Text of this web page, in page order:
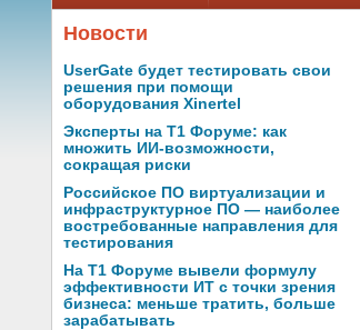
Новости
UserGate будет тестировать свои
решения при помощи
оборудования Xinertel
Эксперты на Т1 Форуме: как
множить ИИ-возможности,
сокращая риски
Российское ПО виртуализации и
инфраструктурное ПО — наиболее
востребованные направления для
тестирования
На Т1 Форуме вывели формулу
эффективности ИТ с точки зрения
бизнеса: меньше тратить, больше
зарабатывать